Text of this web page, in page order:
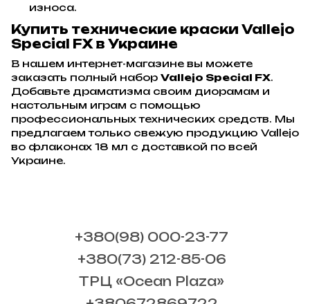
износа.
Купить технические краски Vallejo
Special FX в Украине
В нашем интернет-магазине вы можете
заказать полный набор Vallejo Special FX.
Добавьте драматизма своим диорамам и
настольным играм с помощью
профессиональных технических средств. Мы
предлагаем только свежую продукцию Vallejo
во флаконах 18 мл с доставкой по всей
Украине.
+380(98) 000-23-77
+380(73) 212-85-06
ТРЦ «Ocean Plaza»